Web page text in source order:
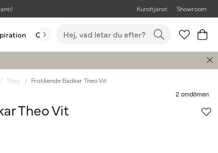
Kundtjänst Showroom
Outlet Bästsäljare
Theo Fristående Badkar Theo Vit
Theo Vit